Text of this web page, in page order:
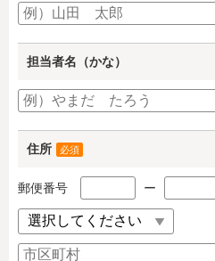
担当者名（かな）
住所 必須
郵便番号 ー